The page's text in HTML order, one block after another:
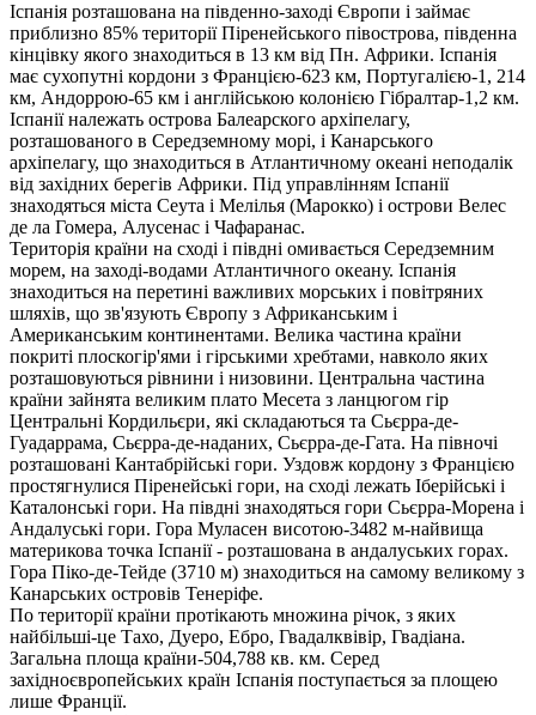
Іспанія розташована на південно-заході Європи і займає
приблизно 85% території Піренейського півострова, південна
кінцівку якого знаходиться в 13 км від Пн. Африки. Іспанія
має сухопутні кордони з Францією-623 км, Португалією-1, 214
км, Андоррою-65 км і англійською колонією Гібралтар-1,2 км.
Іспанії належать острова Балеарского архіпелагу,
розташованого в Середземному морі, і Канарського
архіпелагу, що знаходиться в Атлантичному океані неподалік
від західних берегів Африки. Під управлінням Іспанії
знаходяться міста Сеута і Мелілья (Марокко) і острови Велес
де ла Гомера, Алусенас і Чафаранас.
Територія країни на сході і півдні омивається Середземним
морем, на заході-водами Атлантичного океану. Іспанія
знаходиться на перетині важливих морських і повітряних
шляхів, що зв'язують Європу з Африканським і
Американським континентами. Велика частина країни
покриті плоскогір'ями і гірськими хребтами, навколо яких
розташовуються рівнини і низовини. Центральна частина
країни зайнята великим плато Месета з ланцюгом гір
Центральні Кордильєри, які складаються та Сьєрра-де-
Гуадаррама, Сьєрра-де-наданих, Сьєрра-де-Гата. На півночі
розташовані Кантабрійські гори. Уздовж кордону з Францією
простягнулися Піренейські гори, на сході лежать Іберійські і
Каталонські гори. На півдні знаходяться гори Сьєрра-Морена і
Андалуські гори. Гора Муласен висотою-3482 м-найвища
материкова точка Іспанії - розташована в андалуських горах.
Гора Піко-де-Тейде (3710 м) знаходиться на самому великому з
Канарських островів Тенеріфе.
По території країни протікають множина річок, з яких
найбільші-це Тахо, Дуеро, Ебро, Гвадалквівір, Гвадіана.
Загальна площа країни-504,788 кв. км. Серед
західноєвропейських країн Іспанія поступається за площею
лише Франції.